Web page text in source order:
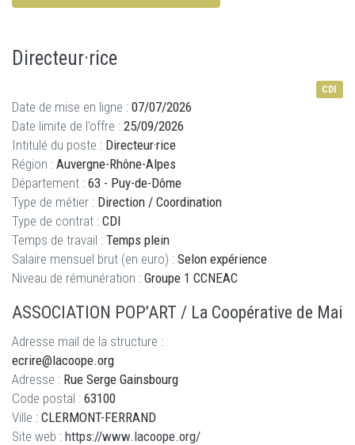
Directeur·rice
CDI
Date de mise en ligne : 07/07/2026
Date limite de l'offre : 25/09/2026
Intitulé du poste : Directeur·rice
Région : Auvergne-Rhône-Alpes
Département : 63 - Puy-de-Dôme
Type de métier : Direction / Coordination
Type de contrat : CDI
Temps de travail : Temps plein
Salaire mensuel brut (en euro) : Selon expérience
Niveau de rémunération : Groupe 1 CCNEAC
ASSOCIATION POP’ART / La Coopérative de Mai
Adresse mail de la structure :
ecrire@lacoope.org
Adresse : Rue Serge Gainsbourg
Code postal : 63100
Ville : CLERMONT-FERRAND
Site web : https://www.lacoope.org/